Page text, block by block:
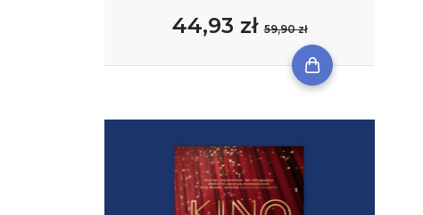
44,93 zł59,90 zł